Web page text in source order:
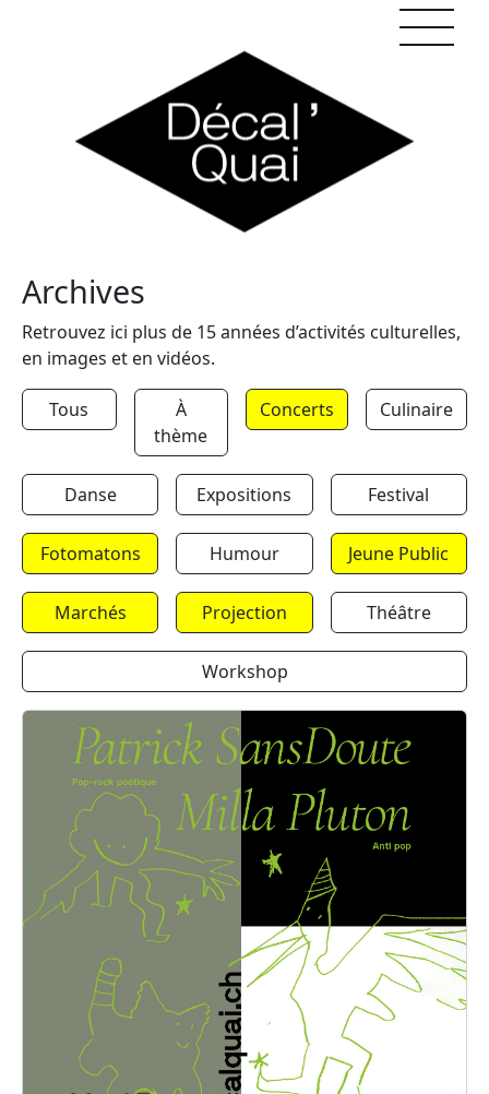
Archives
Retrouvez ici plus de 15 années d’activités culturelles,
en images et en vidéos.
Tous
À
thème
Concerts Culinaire
Danse Expositions Festival
Fotomatons Humour Jeune Public
Marchés Projection Théâtre
Workshop